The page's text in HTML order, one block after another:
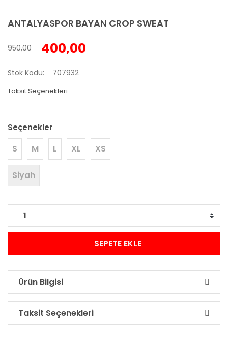
ANTALYASPOR BAYAN CROP SWEAT
950,00 400,00
Stok Kodu 707932
Taksit Seçenekleri
Seçenekler
S M L XL XS
Siyah
SEPETE EKLE
Ürün Bilgisi
Taksit Seçenekleri